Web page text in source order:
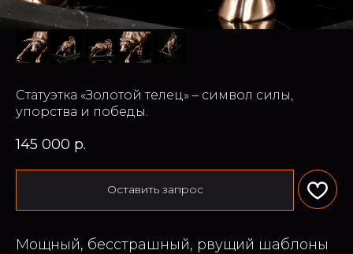
Статуэтка «Золотой телец» – символ силы,
упорства и победы.
145 000 р.
Оставить запрос
Мощный, бесстрашный, рвущий шаблоны